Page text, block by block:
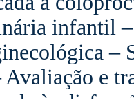
infantil
–
e